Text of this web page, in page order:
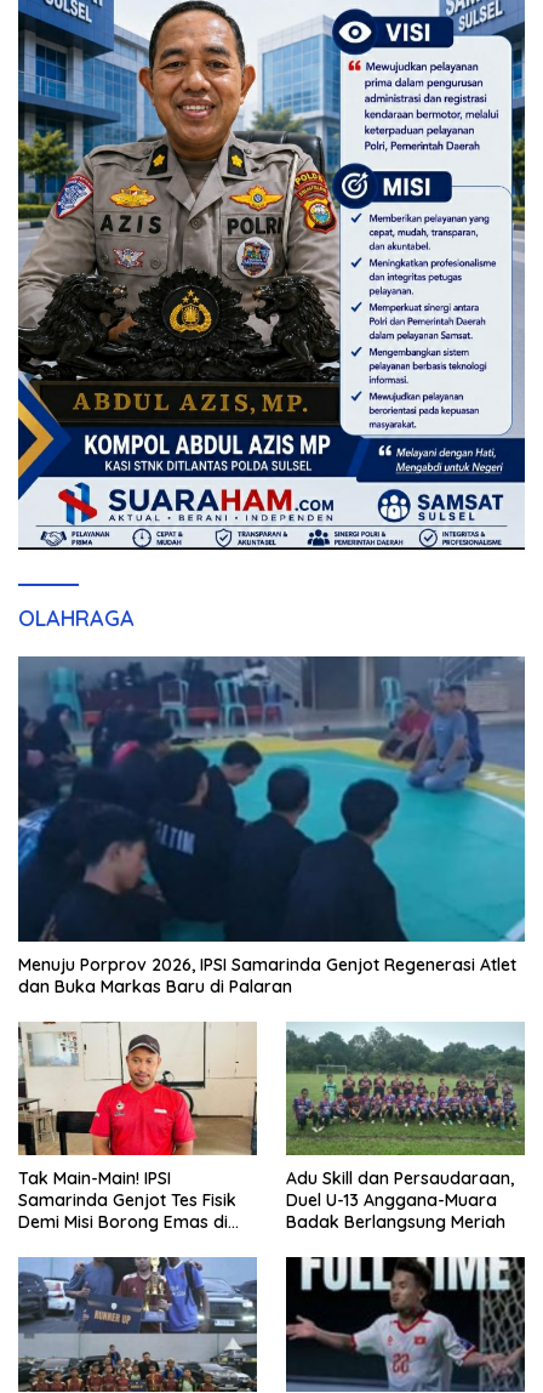
OLAHRAGA
Menuju Porprov 2026, IPSI Samarinda Genjot Regenerasi Atlet
dan Buka Markas Baru di Palaran
Tak Main-Main! IPSI
Samarinda Genjot Tes Fisik
Demi Misi Borong Emas di
Adu Skill dan Persaudaraan,
Duel U-13 Anggana-Muara
Badak Berlangsung Meriah